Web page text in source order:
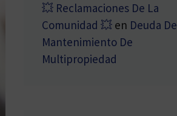
💥 Reclamaciones De La
Comunidad 💥 en Deuda De
Mantenimiento De
Multipropiedad